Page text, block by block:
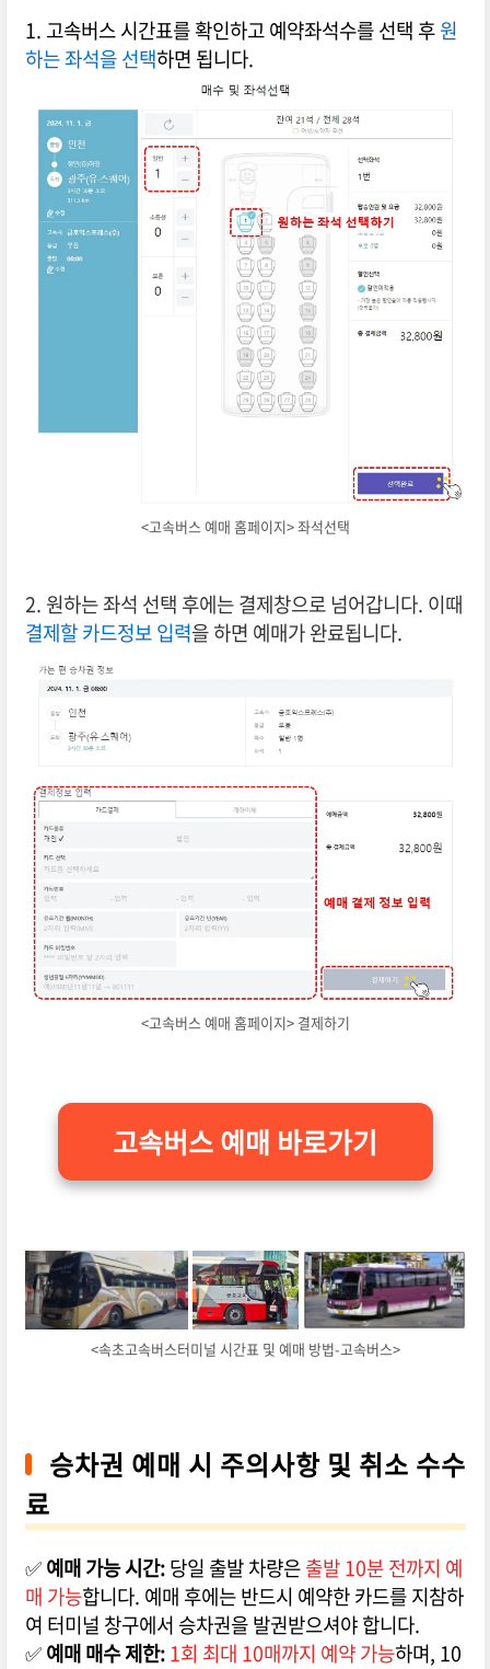
1. 고속버스 시간표를 확인하고 예약좌석수를 선택 후원
하는 좌석을 선택하면 됩니다.
<고속버스 예매 홈페이지> 좌석선택
2. 원하는 좌석 선택 후에는 결제창으로 넘어갑니다. 이때
결제할 카드정보 입력을 하면 예매가 완료됩니다.
<고속버스 예매 홈페이지> 결제하기
고속버스 예매 바로가기
<속초고속버스터미널 시간표 및 예매 방법-고속버스>
승차권 예매 시 주의사항 및 취소 수수
료
✅예매 가능 시간:당일 출발 차량은출발 10분 전까지 예
매 가능합니다. 예매 후에는 반드시 예약한 카드를 지참하
여 터미널 창구에서 승차권을 발권받으셔야 합니다.
✅예매 매수 제한:1회 최대 10매까지 예약 가능하며, 10